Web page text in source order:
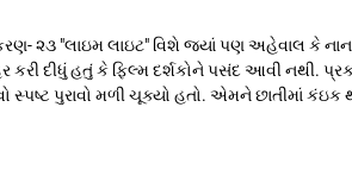
૨૩ "લાઇમ લાઇટ" વિશે જ્યાં પણ અહેવાલ કે
દીધું હતું કે ફિલ્મ દર્શકોને પસંદ આવી નથી.
સ્પષ્ટ પુરાવો મળી ચૂક્યો હતો. એમને છાતીમાં